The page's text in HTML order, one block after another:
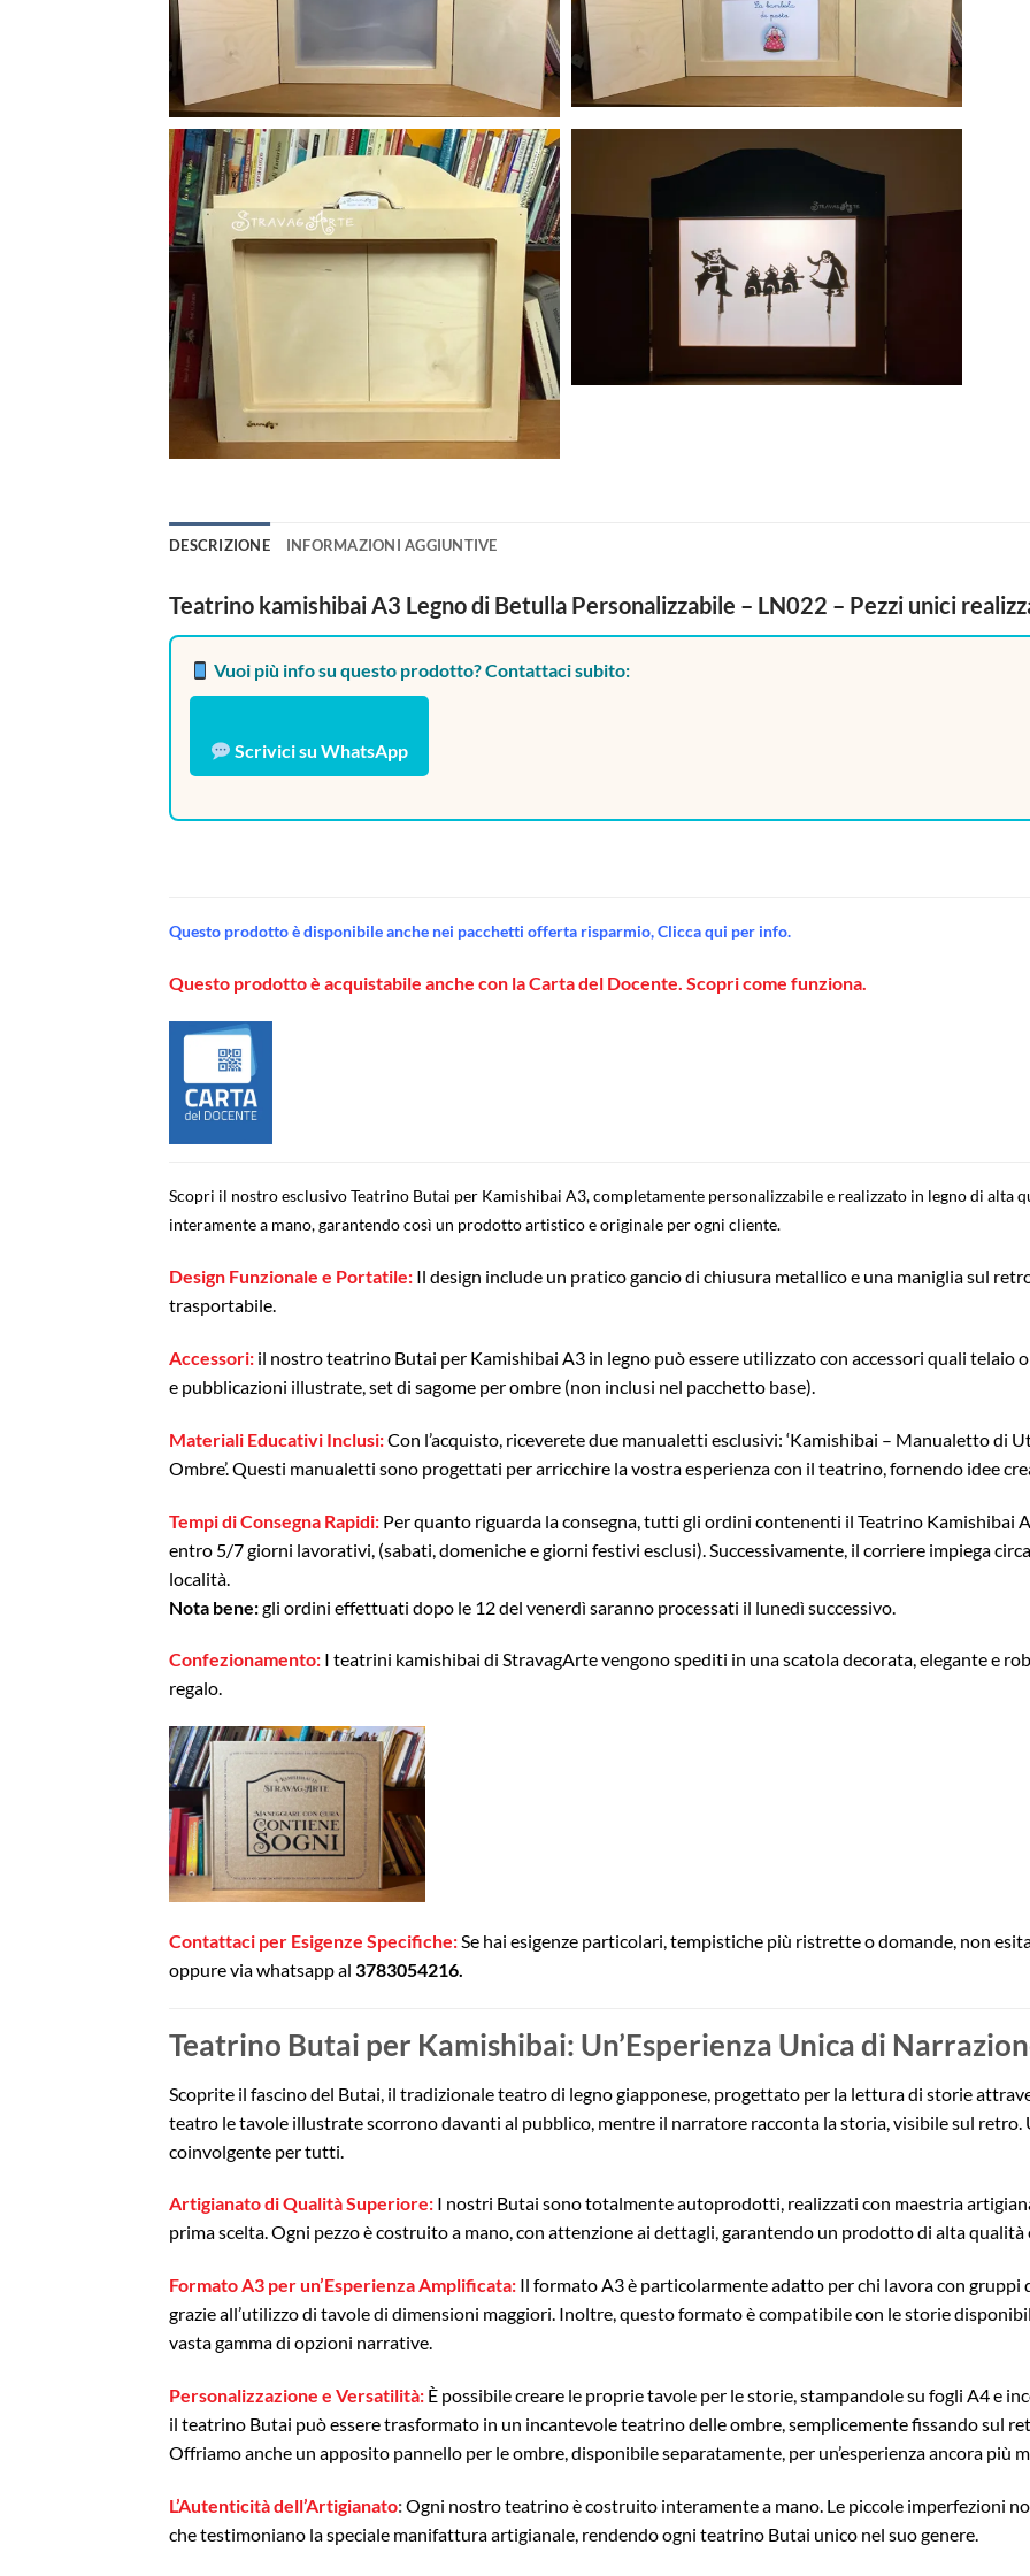
DESCRIZIONE INFORMAZIONI AGGIUNTIVE
Teatrino kamishibai A3 Legno di Betulla Personalizzabile – LN022 – Pezzi unici
Vuoi più info su questo prodotto? Contattaci subito:
Scrivici su WhatsApp
Questo prodotto è disponibile anche nei pacchetti offerta risparmio, Clicca qui per info.
Questo prodotto è acquistabile anche con la Carta del Docente. Scopri come funziona.
Scopri il nostro esclusivo Teatrino Butai per Kamishibai A3, completamente personalizzabile e realizzato in legno di alta
interamente a mano, garantendo così un prodotto artistico e originale per ogni cliente.
Design Funzionale e Portatile: Il design include un pratico gancio di chiusura metallico e una maniglia sul
trasportabile.
Accessori: il nostro teatrino Butai per Kamishibai A3 in legno può essere utilizzato con accessori quali
e pubblicazioni illustrate, set di sagome per ombre (non inclusi nel pacchetto base).
Materiali Educativi Inclusi:Con l’acquisto, riceverete due manualetti esclusivi: ‘Kamishibai – Manualetto di
Ombre’. Questi manualetti sono progettati per arricchire la vostra esperienza con il teatrino, fornendo idee
Tempi di Consegna Rapidi: Per quanto riguarda la consegna, tutti gli ordini contenenti il Teatrino Kamishibai
entro 5/7 giorni lavorativi, (sabati, domeniche e giorni festivi esclusi). Successivamente, il corriere impiega
località.
Nota bene:gli ordini effettuati dopo le 12 del venerdì saranno processati il lunedì successivo.
Confezionamento: I teatrini kamishibai di StravagArte vengono spediti in una scatola decorata, elegante e
regalo.
Contattaci per Esigenze Specifiche:Se hai esigenze particolari, tempistiche più ristrette o domande, non
oppure via whatsapp al 3783054216.
Teatrino Butai per Kamishibai: Un’Esperienza Unica di
Scoprite il fascino del Butai, il tradizionale teatro di legno giapponese, progettato per la lettura di storie
teatro le tavole illustrate scorrono davanti al pubblico, mentre il narratore racconta la storia, visibile sul retro.
coinvolgente per tutti.
Artigianato di Qualità Superiore: I nostri Butai sono totalmente autoprodotti, realizzati con maestria
prima scelta. Ogni pezzo è costruito a mano, con attenzione ai dettagli, garantendo un prodotto di alta qualità
Formato A3 per un’Esperienza Amplificata: Il formato A3 è particolarmente adatto per chi lavora con gruppi
grazie all’utilizzo di tavole di dimensioni maggiori. Inoltre, questo formato è compatibile con le storie
vasta gamma di opzioni narrative.
Personalizzazione e Versatilità: È possibile creare le proprie tavole per le storie, stampandole su fogli A4 e
il teatrino Butai può essere trasformato in un incantevole teatrino delle ombre, semplicemente fissando sul
Offriamo anche un apposito pannello per le ombre, disponibile separatamente, per un’esperienza ancora più
L’Autenticità dell’Artigianato:Ogni nostro teatrino è costruito interamente a mano. Le piccole imperfezioni
che testimoniano la speciale manifattura artigianale, rendendo ogni teatrino Butai unico nel suo genere.